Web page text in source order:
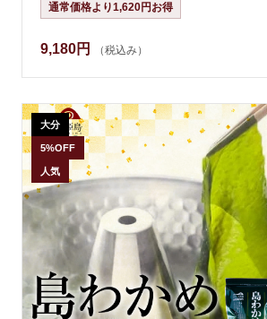
通常価格より1,620円お得
9,180円 （税込み）
大分
5%OFF
人気